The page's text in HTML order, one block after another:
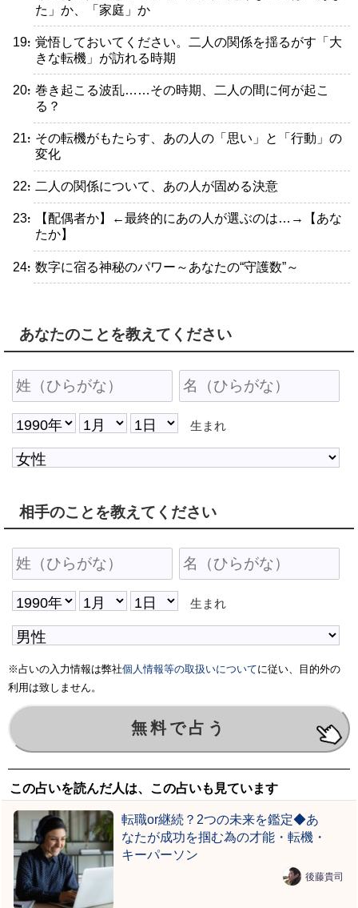
た」か、「家庭」か
・覚悟しておいてください。二人の関係を揺るがす「大
きな転機」が訪れる時期
・巻き起こる波乱……その時期、二人の間に何が起こ
る？
・その転機がもたらす、あの人の「思い」と「行動」の
変化
・二人の関係について、あの人が固める決意
・【配偶者か】←最終的にあの人が選ぶのは…→【あな
たか】
・数字に宿る神秘のパワー～あなたの“守護数”～
あなたのことを教えてください
生まれ
相手のことを教えてください
生まれ
※占いの入力情報は弊社個人情報等の取扱いについてに従い、目的外の
利用は致しません。
この占いを読んだ人は、この占いも見ています
転職or継続？2つの未来を鑑定◆あ
なたが成功を掴む為の才能・転機・
キーパーソン
後藤貴司